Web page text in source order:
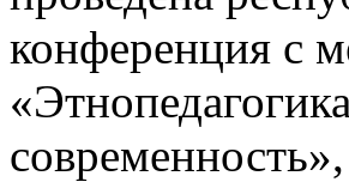
конференция с